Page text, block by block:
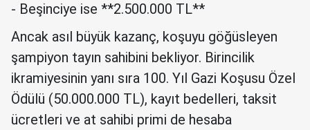
- Beşinciye ise **2.500.000 TL**
Ancak asıl büyük kazanç, koşuyu göğüsleyen
şampiyon tayın sahibini bekliyor. Birincilik
ikramiyesinin yanı sıra 100. Yıl Gazi Koşusu Özel
Ödülü (50.000.000 TL), kayıt bedelleri, taksit
ücretleri ve at sahibi primi de hesaba